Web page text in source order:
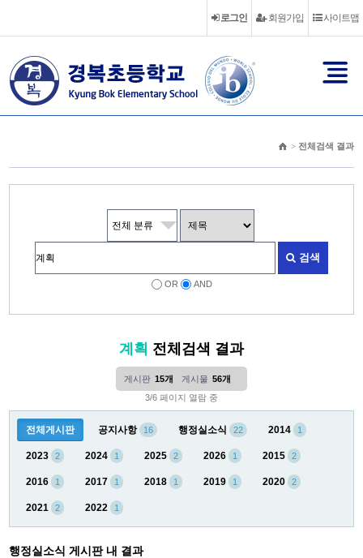
사이트맵
회원가입
로그인
> 전체검색 결과
검색
OR AND
계획 전체검색 결과
게시판 15개 게시물 56개
3/6 페이지 열람 중
전체게시판 공지사항 16 행정실소식 22 2014 1
2023 2 2024 1 2025 2 2026 1 2015 2
2016 1 2017 1 2018 1 2019 1 2020 2
2021 2 2022 1
행정실소식 게시판 내 결과